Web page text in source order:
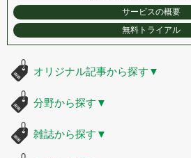
サービスの概要
無料トライアル
オリジナル記事から探す ▼
分野から探す ▼
雑誌から探す ▼